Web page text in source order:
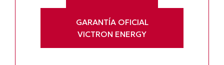
GARANTÍA OFICIAL
VICTRON ENERGY